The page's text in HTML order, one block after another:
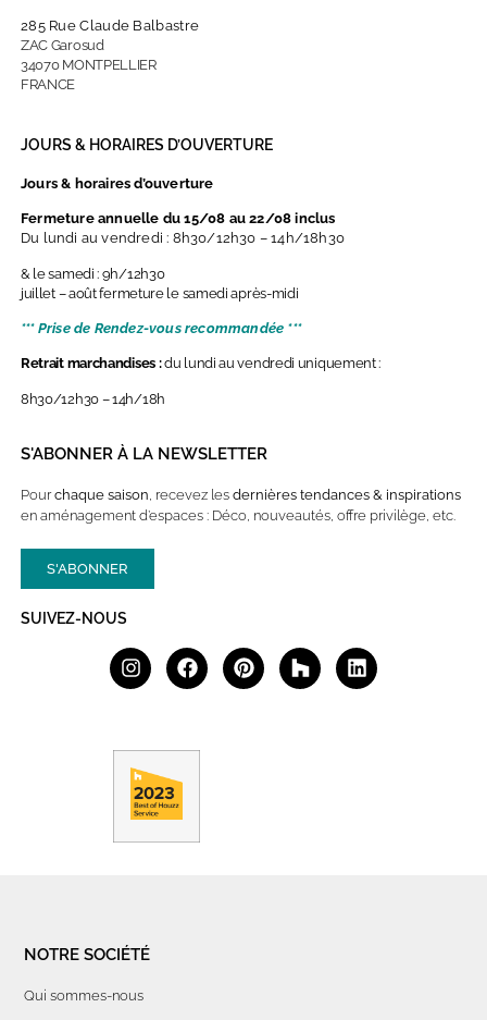
285 Rue Claude Balbastre
ZAC Garosud
34070 MONTPELLIER
FRANCE
JOURS & HORAIRES D’OUVERTURE
Jours & horaires d’ouverture
Fermeture annuelle du 15/08 au 22/08 inclus
Du lundi au vendredi : 8h30/12h30 – 14h/18h30
& le samedi : 9h/12h30
juillet – août fermeture le samedi après-midi
*** Prise de Rendez-vous recommandée ***
Retrait marchandises :du lundi au vendredi uniquement :
8h30/12h30 – 14h/18h
S'ABONNER À LA NEWSLETTER
Pourchaque saison, recevez les dernières tendances & inspirations
en aménagement d’espaces : Déco, nouveautés, offre privilège, etc.
S'ABONNER
SUIVEZ-NOUS
NOTRE SOCIÉTÉ
Qui sommes-nous